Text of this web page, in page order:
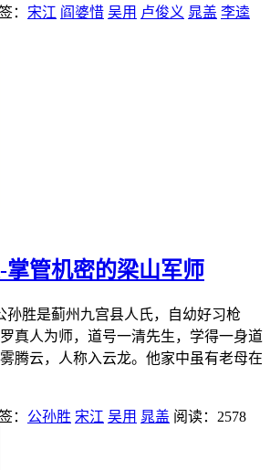
： 宋江 阎婆惜 吴用 卢俊义 晁盖 李逵
掌管机密的梁山军师
孙胜是蓟州九宫县人氏，自幼好习枪
真人为师，道号一清先生，学得一身道
腾云，人称入云龙。他家中虽有老母在
： 公孙胜 宋江 吴用 晁盖 阅读：2578